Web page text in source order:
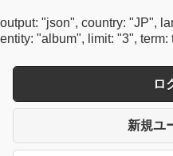
output: "json", country: "JP",
entity: "album", limit: "3", term:
ロ
新規ユ